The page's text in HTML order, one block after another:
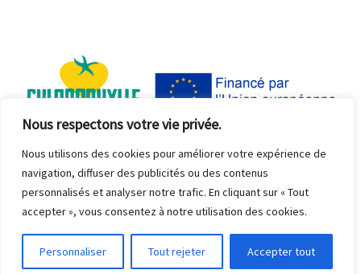
Nous respectons votre vie privée.
Nous utilisons des cookies pour améliorer votre expérience de
navigation, diffuser des publicités ou des contenus
personnalisés et analyser notre trafic. En cliquant sur « Tout
accepter », vous consentez à notre utilisation des cookies.
Personnaliser Tout rejeter Accepter tout
Copyright © 2026 Association Chlorophylle - Sité réalisé par